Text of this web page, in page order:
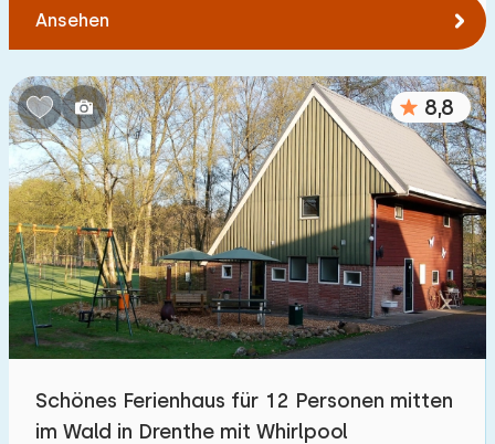
Hilfsmittel
Ansehen
8,8
Schönes Ferienhaus für 12 Personen mitten
im Wald in Drenthe mit Whirlpool